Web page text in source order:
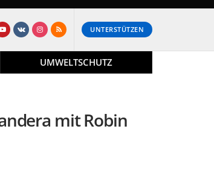
UNTERSTÜTZEN
UMWELTSCHUTZ
mit Robin